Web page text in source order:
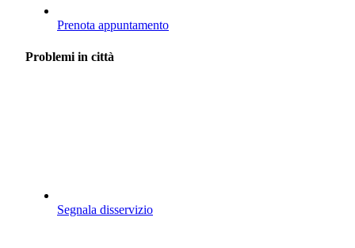
Prenota appuntamento
Problemi in città
Segnala disservizio